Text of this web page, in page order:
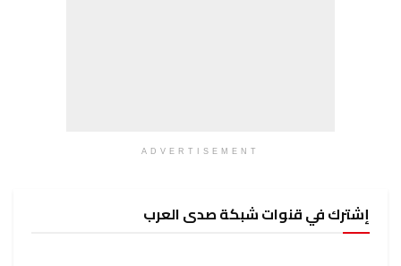
ADVERTISEMENT
إشترك في قنوات شبكة صدى العرب